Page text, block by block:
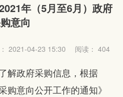
年（5月至6月）政府
意向
2021-04-23 15:30 阅读： 404
解政府采购信息，根据
购意向公开工作的通知》